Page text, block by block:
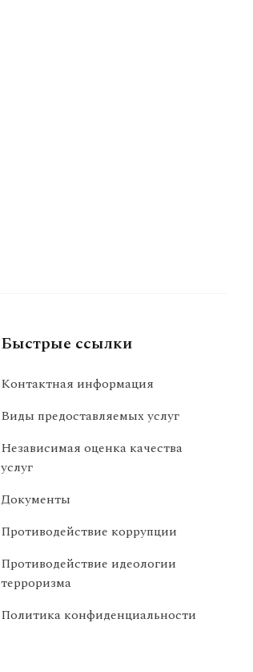
Быстрые ссылки
Контактная информация
Виды предоставляемых услуг
Независимая оценка качества
услуг
Документы
Противодействие коррупции
Противодействие идеологии
терроризма
Политика конфиденциальности